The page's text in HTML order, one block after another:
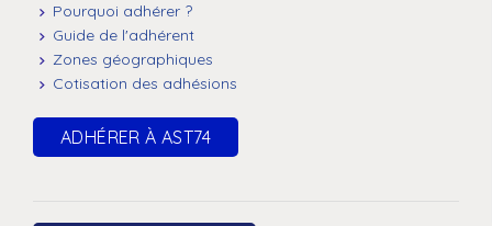
Pourquoi adhérer ?
Guide de l'adhérent
Zones géographiques
Cotisation des adhésions
ADHÉRER À AST74